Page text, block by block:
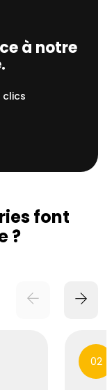
à notre
font
?
02